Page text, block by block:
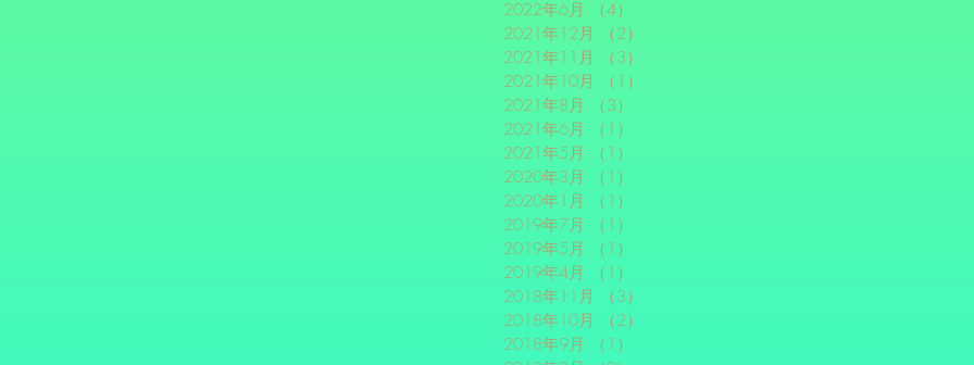
2022年6月
（4）
2021年12月
（2）
2021年11月
（3）
2021年10月
（1）
2021年8月
（3）
2021年6月
（1）
2021年5月
（1）
2020年3月
（1）
2020年1月
（1）
2019年7月
（1）
2019年5月
（1）
2019年4月
（1）
2018年11月
（3）
2018年10月
（2）
2018年9月
（1）